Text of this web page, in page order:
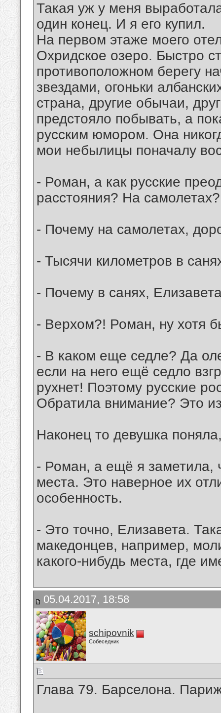
Такая уж у меня
один конец. И я его купил.
На первом этаже моего
Охридское озеро. Быстро
противоположном берегу
звездами, огоньки
страна, другие обычаи,
предстояло побывать, а
русским юмором. Она
мои небылицы поначалу
- Роман, а как русские
расстояния? На самолетах?
- Почему на самолетах,
- Тысячи километров в
- Почему в санях,
- Верхом?! Роман, ну хотя
- В каком еще седле? Да
если на него ещё седло
рухнет! Поэтому русские
Обратила внимание? Это
Наконец то девушка
- Роман, а ещё я заметила,
места. Это наверное их
особенность.
- Это точно, Елизавета.
македонцев, например,
какого-нибудь места, где
05.04.2017, 18:58
schipovnik
Собеседник
Глава 79. Барселона.